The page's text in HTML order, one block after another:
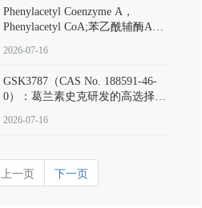
Phenylacetyl Coenzyme A，
Phenylacetyl CoA;苯乙酰辅酶A
2026-07-16
GSK3787（CAS No. 188591-46-
0）：葛兰素史克研发的高选择
抗剂，被广泛视为研究PPARδ核
靶点药理机制的金标准化学探
针。
2026-07-16
上一页 下一页